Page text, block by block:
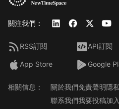
關注我們：
RSS訂閱 API訂閱
App Store Google
相關信息： 關於我們免責聲明隱
聯系我們我要投稿加